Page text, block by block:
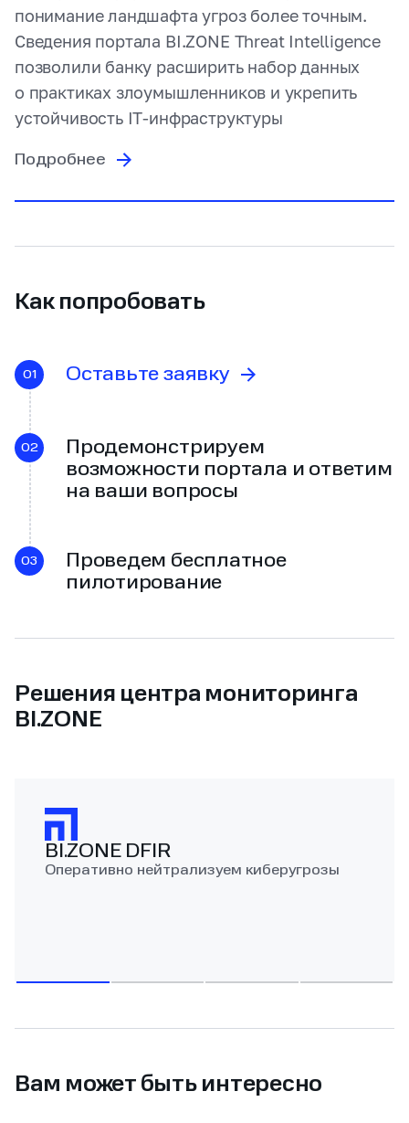
понимание ландшафта угроз более точным.
Сведения портала BI.ZONE Threat Intelligence
позволили банку расширить набор данных
о практиках злоумышленников и укрепить
устойчивость IT‑инфраструктуры
Подробнее
понимание ландшафта угроз более точным.
Сведения портала BI.ZONE Threat Intelligence
позволили банку расширить набор данных
о практиках злоумышленников и укрепить
устойчивость IT‑инфраструктуры
Подробнее
понимание ландшафта угроз более точным.
Сведения портала BI.ZONE Threat Intelligence
позволили банку расширить набор данных
о практиках злоумышленников и укрепить
устойчивость IT‑инфраструктуры
Подробнее
Как попробовать
Оставьте заявку
Продемонстрируем
возможности портала и ответим
на ваши вопросы
Проведем бесплатное
пилотирование
Решения центра мониторинга
BI.ZONE
BI.ZONE DFIR
Оперативно нейтрализуем киберугрозы
Вам может быть интересно